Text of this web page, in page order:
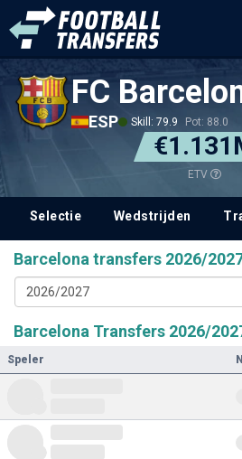
FC
ESP Skill: 79.9 Pot: 88.0
ETV
Selectie Wedstrijden
Barcelona transfers 2026/
2026/2027
Barcelona Transfers 2026/
Speler